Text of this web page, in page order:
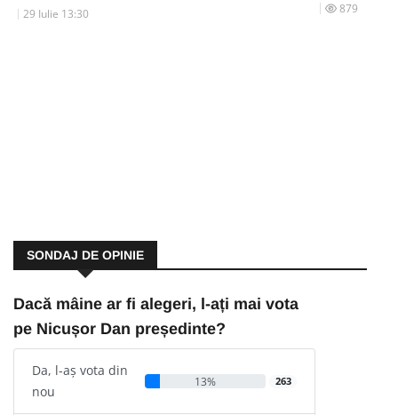
29 Iulie 13:30 879
SONDAJ DE OPINIE
Dacă mâine ar fi alegeri, l-ați mai vota
pe Nicușor Dan președinte?
Da, l-aș vota din
nou
13% 263